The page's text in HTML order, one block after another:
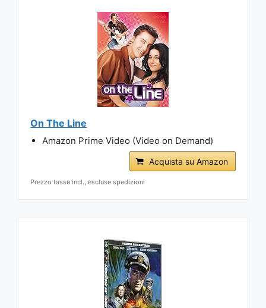
On The Line
Amazon Prime Video (Video on Demand)
Acquista su Amazon
Prezzo tasse incl., escluse spedizioni